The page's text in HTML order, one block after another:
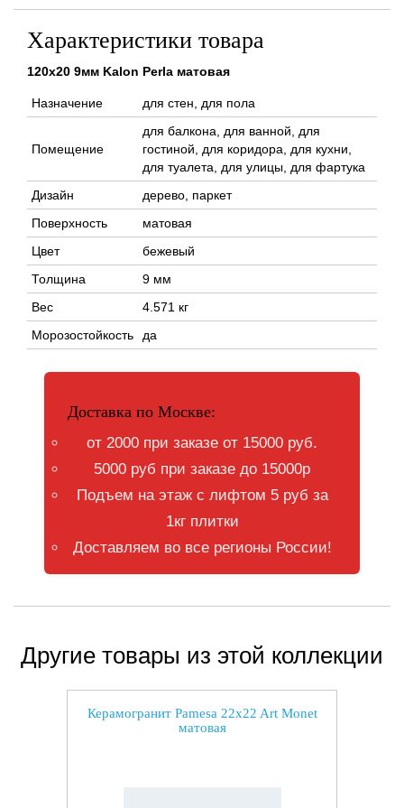
Характеристики товара
120x20 9мм Kalon Perla матовая
Назначение для стен, для пола
Помещение
для балкона, для ванной, для
гостиной, для коридора, для кухни,
для туалета, для улицы, для фартука
Дизайн
дерево, паркет
Поверхность
матовая
Цвет
бежевый
Толщина
9 мм
Вес
4.571 кг
Морозостойкость
да
Доставка по Москве:
от 2000 при заказе от 15000 руб.
5000 руб при заказе до 15000р
Подъем на этаж с лифтом 5 руб за
1кг плитки
Доставляем во все регионы России!
Другие товары из этой коллекции
Керамогранит Pamesa 22x22 Art Monet
матовая